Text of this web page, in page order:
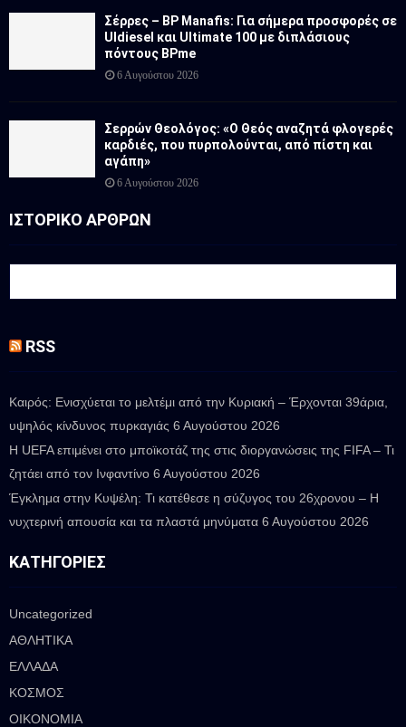
Σέρρες – BP Manafis: Για σήμερα προσφορές σε
Uldiesel και Ultimate 100 με διπλάσιους
πόντους BPme
6 Αυγούστου 2026
Σερρών Θεολόγος: «Ο Θεός αναζητά φλογερές
καρδιές, που πυρπολούνται, από πίστη και
αγάπη»
6 Αυγούστου 2026
ΙΣΤΟΡΙΚΟ ΑΡΘΡΩΝ
RSS
Καιρός: Ενισχύεται το μελτέμι από την Κυριακή – Έρχονται 39άρια,
υψηλός κίνδυνος πυρκαγιάς 6 Αυγούστου 2026
Η UEFA επιμένει στο μποϊκοτάζ της στις διοργανώσεις της FIFA – Τι
ζητάει από τον Ινφαντίνο 6 Αυγούστου 2026
Έγκλημα στην Κυψέλη: Τι κατέθεσε η σύζυγος του 26χρονου – Η
νυχτερινή απουσία και τα πλαστά μηνύματα 6 Αυγούστου 2026
ΚΑΤΗΓΟΡΊΕΣ
Uncategorized
ΑΘΛΗΤΙΚΑ
ΕΛΛΑΔΑ
ΚΟΣΜΟΣ
ΟΙΚΟΝΟΜΙΑ